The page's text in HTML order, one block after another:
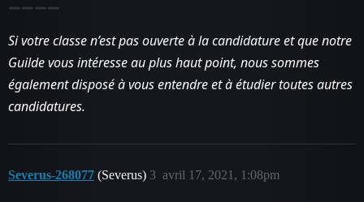
Si votre classe n’est pas ouverte à la candidature et que notre
Guilde vous intéresse au plus haut point, nous sommes
également disposé à vous entendre et à étudier toutes autres
candidatures.
Severus-268077 (Severus) avril 17, 2021, 1:08pm
3